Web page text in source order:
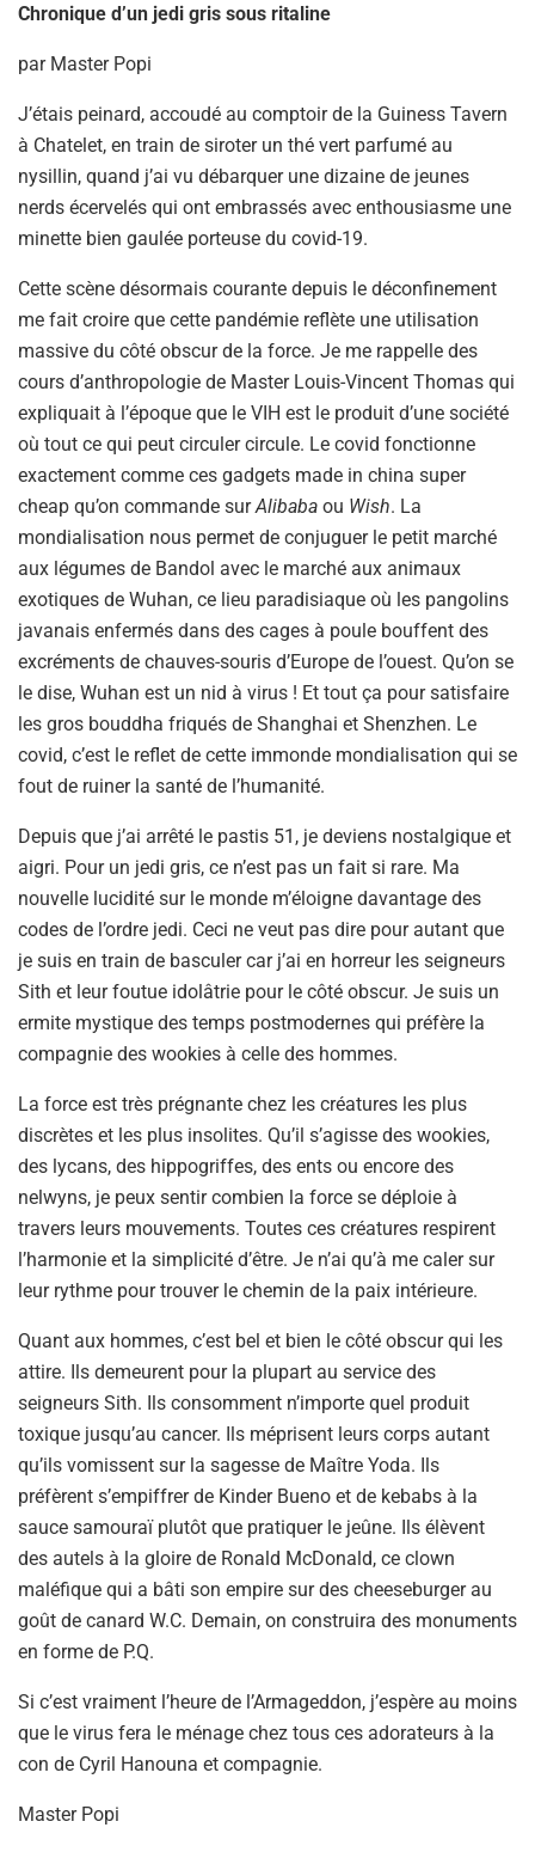
Chronique d’un jedi gris sous ritaline
par Master Popi
J’étais peinard, accoudé au comptoir de la Guiness Tavern
à Chatelet, en train de siroter un thé vert parfumé au
nysillin, quand j’ai vu débarquer une dizaine de jeunes
nerds écervelés qui ont embrassés avec enthousiasme une
minette bien gaulée porteuse du covid-19.
Cette scène désormais courante depuis le déconfinement
me fait croire que cette pandémie reflète une utilisation
massive du côté obscur de la force. Je me rappelle des
cours d’anthropologie de Master Louis-Vincent Thomas qui
expliquait à l’époque que le VIH est le produit d’une société
où tout ce qui peut circuler circule. Le covid fonctionne
exactement comme ces gadgets made in china super
cheap qu’on commande surAlibaba ou Wish. La
mondialisation nous permet de conjuguer le petit marché
aux légumes de Bandol avec le marché aux animaux
exotiques de Wuhan, ce lieu paradisiaque où les pangolins
javanais enfermés dans des cages à poule bouffent des
excréments de chauves-souris d’Europe de l’ouest. Qu’on se
le dise, Wuhan est un nid à virus ! Et tout ça pour satisfaire
les gros bouddha friqués de Shanghai et Shenzhen. Le
covid, c’est le reflet de cette immonde mondialisation qui se
fout de ruiner la santé de l’humanité.
Depuis que j’ai arrêté le pastis 51, je deviens nostalgique et
aigri. Pour un jedi gris, ce n’est pas un fait si rare. Ma
nouvelle lucidité sur le monde m’éloigne davantage des
codes de l’ordre jedi. Ceci ne veut pas dire pour autant que
je suis en train de basculer car j’ai en horreur les seigneurs
Sith et leur foutue idolâtrie pour le côté obscur. Je suis un
ermite mystique des temps postmodernes qui préfère la
compagnie des wookies à celle des hommes.
La force est très prégnante chez les créatures les plus
discrètes et les plus insolites. Qu’il s’agisse des wookies,
des lycans, des hippogriffes, des ents ou encore des
nelwyns, je peux sentir combien la force se déploie à
travers leurs mouvements. Toutes ces créatures respirent
l’harmonie et la simplicité d’être. Je n’ai qu’à me caler sur
leur rythme pour trouver le chemin de la paix intérieure.
Quant aux hommes, c’est bel et bien le côté obscur qui les
attire. Ils demeurent pour la plupart au service des
seigneurs Sith. Ils consomment n’importe quel produit
toxique jusqu’au cancer. Ils méprisent leurs corps autant
qu’ils vomissent sur la sagesse de Maître Yoda. Ils
préfèrent s’empiffrer de Kinder Bueno et de kebabs à la
sauce samouraï plutôt que pratiquer le jeûne. Ils élèvent
des autels à la gloire de Ronald McDonald, ce clown
maléfique qui a bâti son empire sur des cheeseburger au
goût de canard W.C. Demain, on construira des monuments
en forme de P.Q.
Si c’est vraiment l’heure de l’Armageddon, j’espère au moins
que le virus fera le ménage chez tous ces adorateurs à la
con de Cyril Hanouna et compagnie.
Master Popi